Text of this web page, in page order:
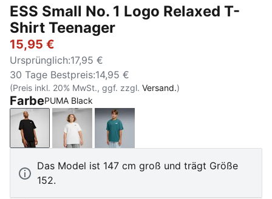
ESS Small No. 1 Logo Relaxed T-
Shirt Teenager
15,95 €
Ursprünglich:17,95 €
30 Tage Bestpreis:14,95 €
(Preis inkl. 20% MwSt., ggf. zzgl. Versand.)
FarbePUMA Black
PUMA BlackPUMA WhiteEmerald Ice
Das Model ist 147 cm groß und trägt Größe
152.